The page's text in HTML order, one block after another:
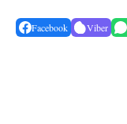
Facebook Viber